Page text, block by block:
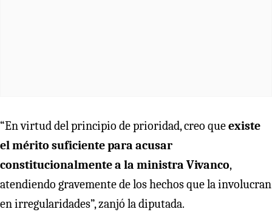
“En virtud del principio de prioridad, creo queexiste
el mérito suficiente para acusar
constitucionalmente a la ministra Vivanco,
atendiendo gravemente de los hechos que la involucran
en irregularidades”, zanjó la diputada.